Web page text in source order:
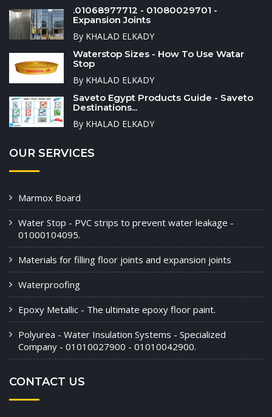
.01068977712 - 01080029701 -
Expansion Joints
By KHALAD ELKADY
Waterstop Sizes - How To Use Watar
Stop
By KHALAD ELKADY
Saveto Egypt Products Guide - Saveto
Destinations...
By KHALAD ELKADY
OUR SERVICES
Marmox Board
Water Stop - PVC strips to prevent water leakage -
01000104095.
Materials for filling floor joints and expansion joints
Waterproofing
Epoxy Metallic - The ultimate epoxy floor paint.
Polyurea - Water Insulation Systems - Specialized
Company - 01010027900 - 01010042900.
CONTACT US